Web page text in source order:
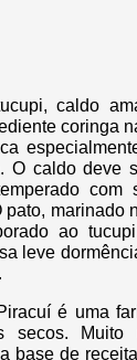
caldo
coringa
O caldo deve
com
pato, marinado
ao
leve
é uma
secos. Muito
base de